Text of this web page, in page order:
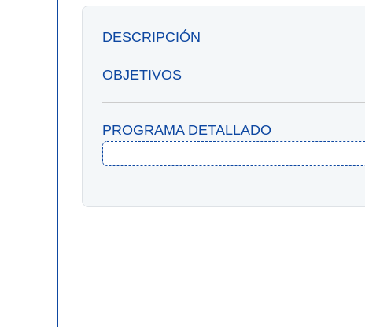
DESCRIPCIÓN
OBJETIVOS
PROGRAMA DETALLADO